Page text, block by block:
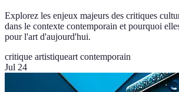
Explorez les enjeux majeurs des critiques
dans le contexte contemporain et pourquoi
pour l'art d'aujourd'hui.
critique artistiqueart contemporain
Jul 24